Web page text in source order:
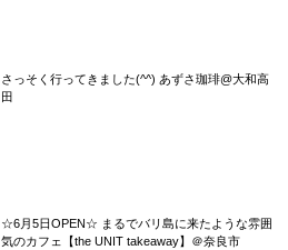
さっそく行ってきました(^^) あずさ珈琲@大和高
田
☆6月5日OPEN☆ まるでバリ島に来たような雰囲
気のカフェ【the UNIT takeaway】＠奈良市